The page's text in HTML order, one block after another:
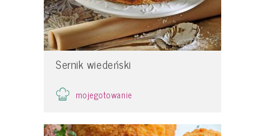
Sernik wiedeński
mojegotowanie